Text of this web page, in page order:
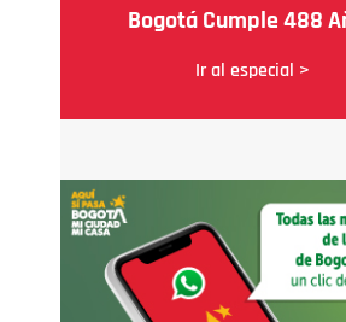
Bogotá Cumple 488
Ir al especial >